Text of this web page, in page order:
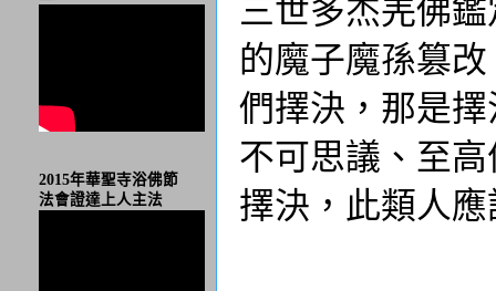
的魔子魔孫篡
們擇決，那是
不可思議、至
擇決，此類人
2015年華聖寺浴佛節
法會證達上人主法